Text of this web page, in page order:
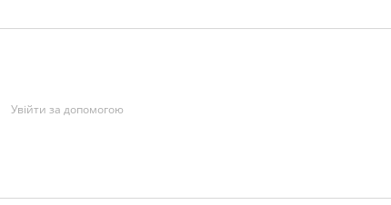
Увійти за допомогою